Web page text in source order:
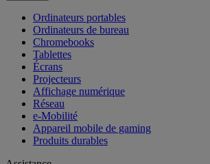
Ordinateurs portables
Ordinateurs de bureau
Chromebooks
Tablettes
Écrans
Projecteurs
Affichage numérique
Réseau
e-Mobilité
Appareil mobile de gaming
Produits durables